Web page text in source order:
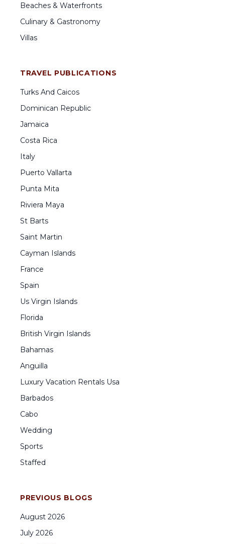
Beaches & Waterfronts
Culinary & Gastronomy
Villas
TRAVEL PUBLICATIONS
Turks And Caicos
Dominican Republic
Jamaica
Costa Rica
Italy
Puerto Vallarta
Punta Mita
Riviera Maya
St Barts
Saint Martin
Cayman Islands
France
Spain
Us Virgin Islands
Florida
British Virgin Islands
Bahamas
Anguilla
Luxury Vacation Rentals Usa
Barbados
Cabo
Wedding
Sports
Staffed
PREVIOUS BLOGS
August 2026
July 2026